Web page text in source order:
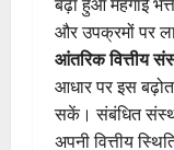
और उपक्रमों पर
आंतरिक वित्तीय
आधार पर इस
सकें। संबंधित
अपनी वित्तीय